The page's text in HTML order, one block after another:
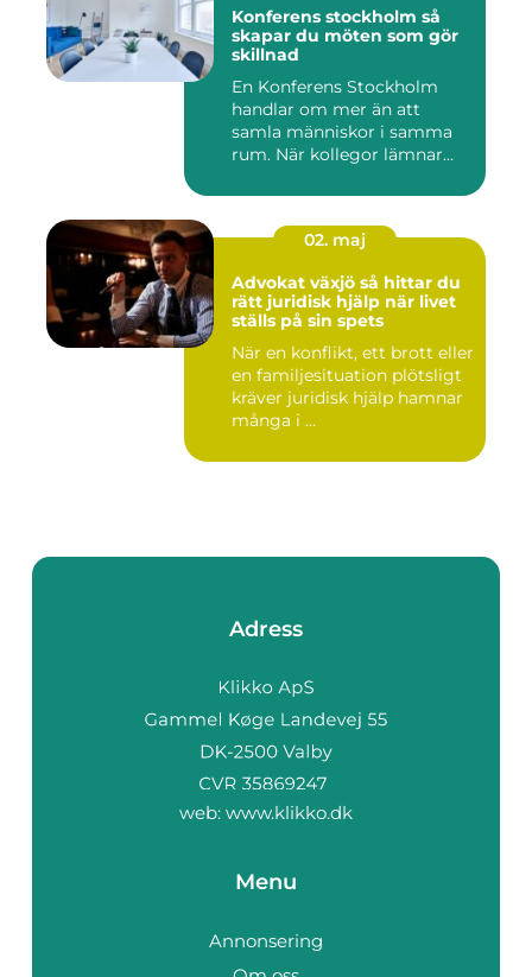
Konferens stockholm så
skapar du möten som gör
skillnad
En Konferens Stockholm
handlar om mer än att
samla människor i samma
rum. När kollegor lämnar
02. maj
Advokat växjö så hittar du
rätt juridisk hjälp när livet
ställs på sin spets
När en konflikt, ett brott eller
en familjesituation plötsligt
kräver juridisk hjälp hamnar
många i ...
Adress
web: www.klikko.dk
Menu
Annonsering